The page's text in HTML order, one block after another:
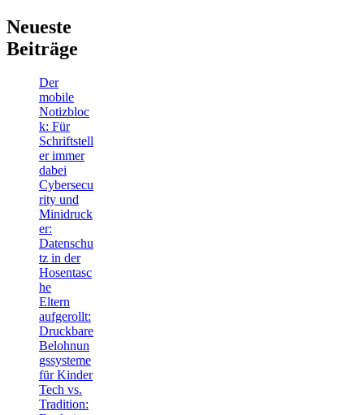
Neueste
Beiträge
Der
mobile
Notizbloc
k: Für
Schriftstell
er immer
dabei
Cybersecu
rity und
Minidruck
er:
Datenschu
tz in der
Hosentasc
he
Eltern
aufgerollt:
Druckbare
Belohnun
gssysteme
für Kinder
Tech vs.
Tradition: